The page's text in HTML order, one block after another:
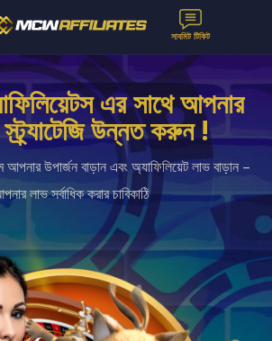
সাবমিট টিকিট
এর সাথে আপনার
স্ট্র্যাটেজি উন্নত করুন !
উপার্জন বাড়ান এবং অ্যাফিলিয়েট লাভ বাড়ান –
লাভ সর্বাধিক করার চাবিকাঠি